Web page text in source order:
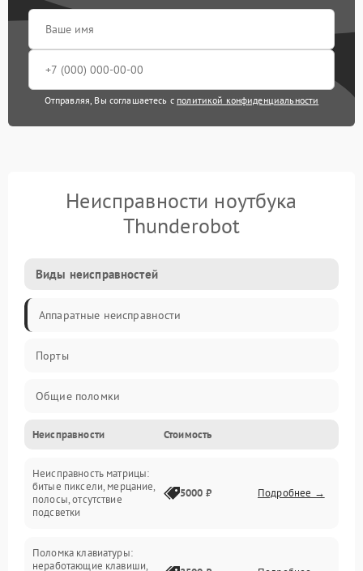
Отправляя, Вы соглашаетесь с политикой конфиденциальности
Неисправности ноутбука
Thunderobot
Виды неисправностей
Аппаратные неисправности
Порты
Общие поломки
Устройства
Программные ошибки
Электрические и системные сбои
Интерфейсные проблемы
Неисправности Стоимость
Неисправность матрицы:
битые пиксели, мерцание,
полосы, отсутствие
подсветки
5000 ₽ Подробнее →
Поломка клавиатуры:
неработающие клавиши,